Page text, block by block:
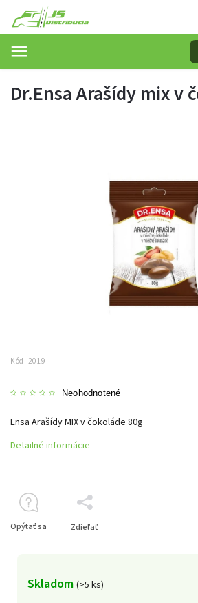
Dr.Ensa Arašídy mix v
Kód: 2019
Neohodnotené
Skladom (>5 ks)
Ensa Arašídy MIX v čokoláde 80g
Detailné informácie
Opýtať sa Zdieľať